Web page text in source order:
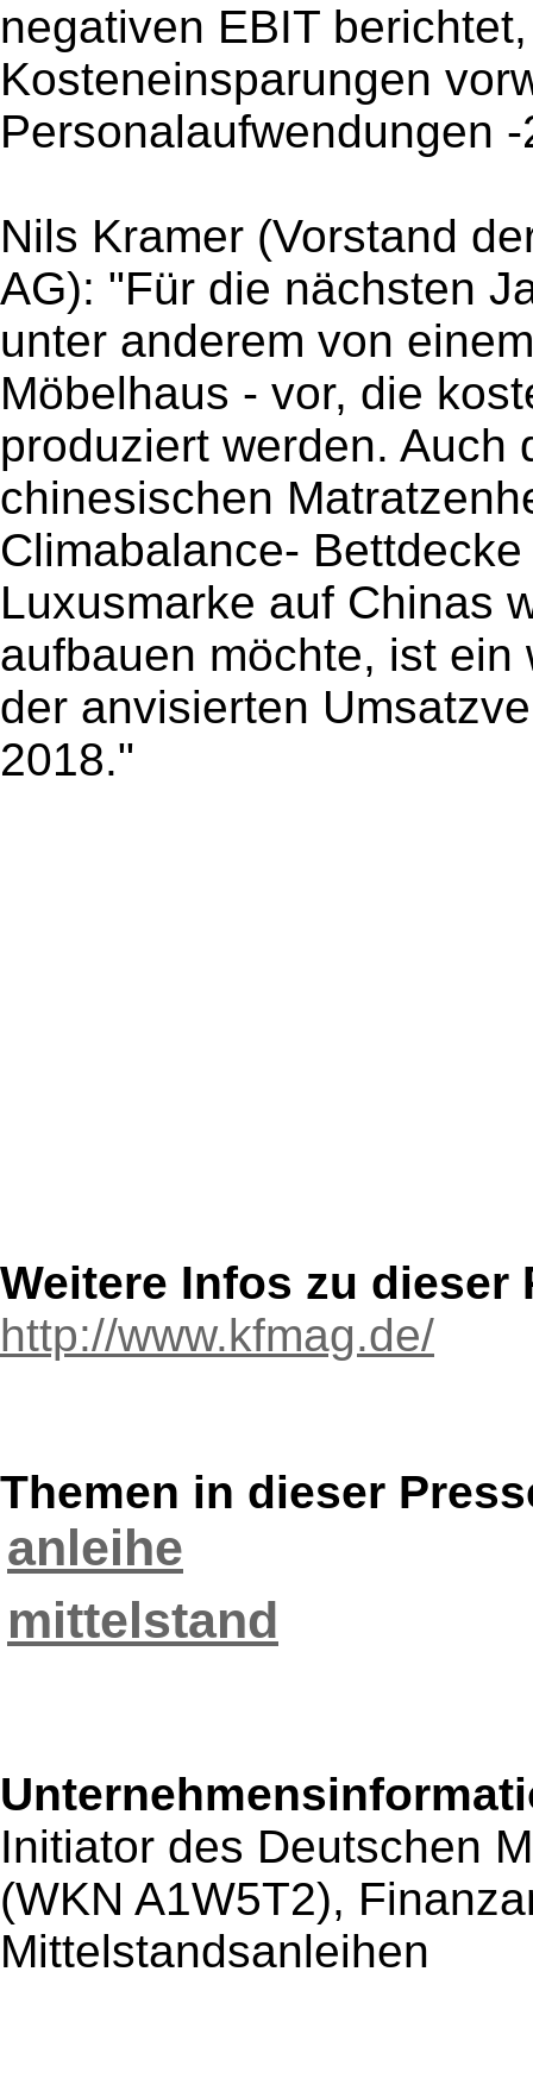
negativen EBIT
Kosteneinsparungen
Personalaufwendungen
Nils Kramer (Vorstand
AG): "Für die nächsten
unter anderem von
Möbelhaus - vor, die
produziert werden. Auch
chinesischen
Climabalance-
Luxusmarke auf Chinas
aufbauen möchte, ist
der anvisierten
2018."
Weitere Infos zu dieser
http://www.kfmag.de/
Themen in dieser
anleihe
mittelstand
Initiator des Deutschen
(WKN A1W5T2),
Mittelstandsanleihen